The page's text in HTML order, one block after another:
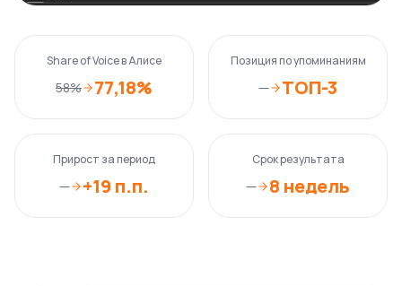
Share of Voice в Алисе
58% 77,18%
Позиция по упоминаниям
— ТОП-3
Прирост за период
— +19 п.п.
Срок результата
— 8 недель